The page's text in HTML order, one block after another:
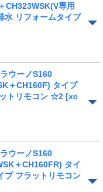
CH323WSK(V専用
水 リフォームタイプ
ウーノS160
＋CH160F) タイプ
トリモコン ☆2 [xc
ウーノS160
＋CH160FR) タイ
プ フラットリモコン